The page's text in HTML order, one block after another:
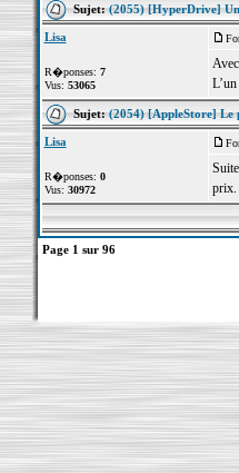
Sujet:(2055) [HyperDrive]
Lisa
R�ponses: 7
Vus: 53065
Sujet:(2054) [AppleStore] Le
Lisa
R�ponses: 0
Vus: 30972
prix.
Page 1 sur 96